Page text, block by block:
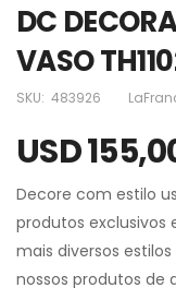
DC
VASO
SKU: 483926
USD
Decore com estilo
produtos exclusivos
mais diversos
nossos produtos de